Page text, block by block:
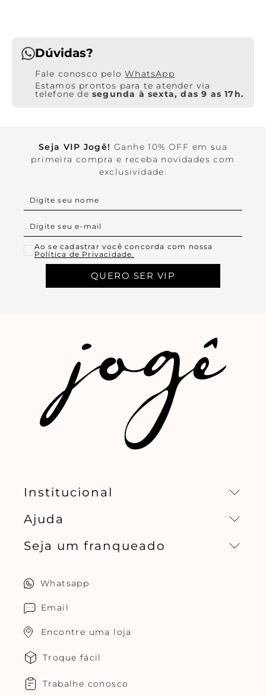
Dúvidas?
WhatsApp
Estamos prontos para te atender via
telefone de segunda à sexta, das 9 as 17h.
Seja VIP Jogê! Ganhe 10% OFF em sua
primeira compra e receba novidades com
exclusividade.
Ao se cadastrar você concorda com nossa
Política de Privacidade.
QUERO SER VIP
Institucional
Missão, visão e valores
Ajuda
Central de relacionamento
Seja um franqueado
Whatsapp
Email
Encontre uma loja
Troque fácil
Trabalhe conosco